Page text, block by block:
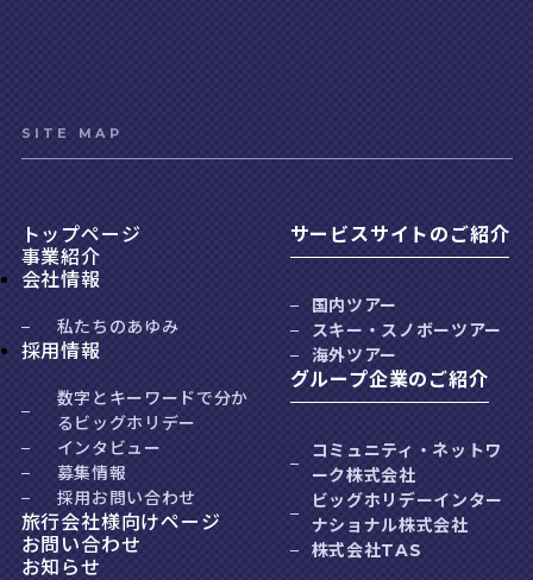
SITE MAP
トップページ
事業紹介
会社情報
私たちのあゆみ
採用情報
数字とキーワードで分か
るビッグホリデー
インタビュー
募集情報
採用お問い合わせ
旅行会社様向けページ
お問い合わせ
お知らせ
サービスサイトのご紹介
国内ツアー
スキー・スノボーツアー
海外ツアー
グループ企業のご紹介
コミュニティ・ネットワ
ーク株式会社
ビッグホリデーインター
ナショナル株式会社
株式会社TAS